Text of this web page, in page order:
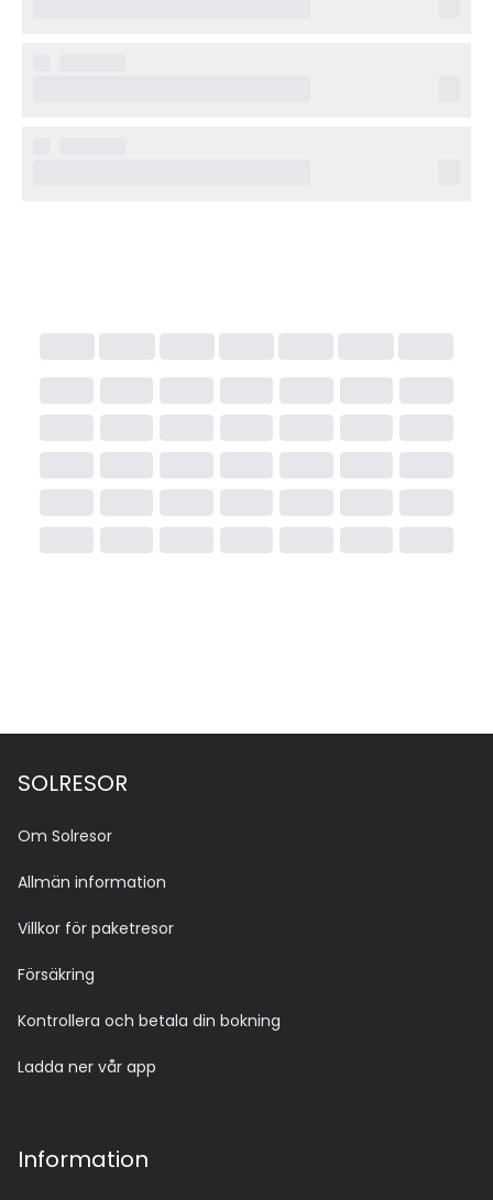
SOLRESOR
Om Solresor
Allmän information
Villkor för paketresor
Försäkring
Kontrollera och betala din bokning
Ladda ner vår app
Information